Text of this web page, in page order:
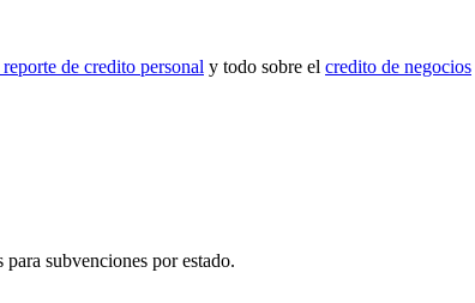
de credito personal y todo sobre el credito de negocios
subvenciones por estado.